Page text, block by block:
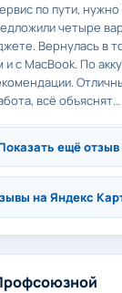
по пути,
четыре
Вернулась в
с MacBook. По
всё объяснят…
ещё отзыв
на Яндекс